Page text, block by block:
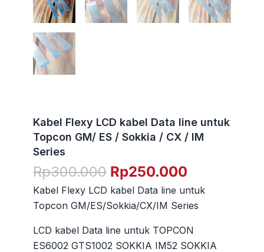
Kabel Flexy LCD kabel Data line untuk
Topcon GM/ ES / Sokkia / CX / IM
Series
Rp300.000 Harga
aslinya
adalah:
Rp250.000
saat
ini
Kabel Flexy LCD kabel Data line untuk
Topcon GM/ES/Sokkia/CX/IM Series
LCD kabel Data line untuk TOPCON
ES6002 GTS1002 SOKKIA IM52 SOKKIA